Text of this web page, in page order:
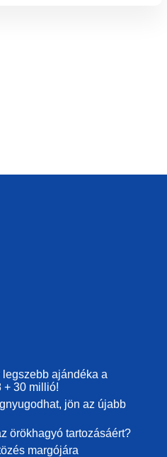
ajándéka a
+ 30 millió!
jön az újabb
örökhagyó tartozásáért?
margójára